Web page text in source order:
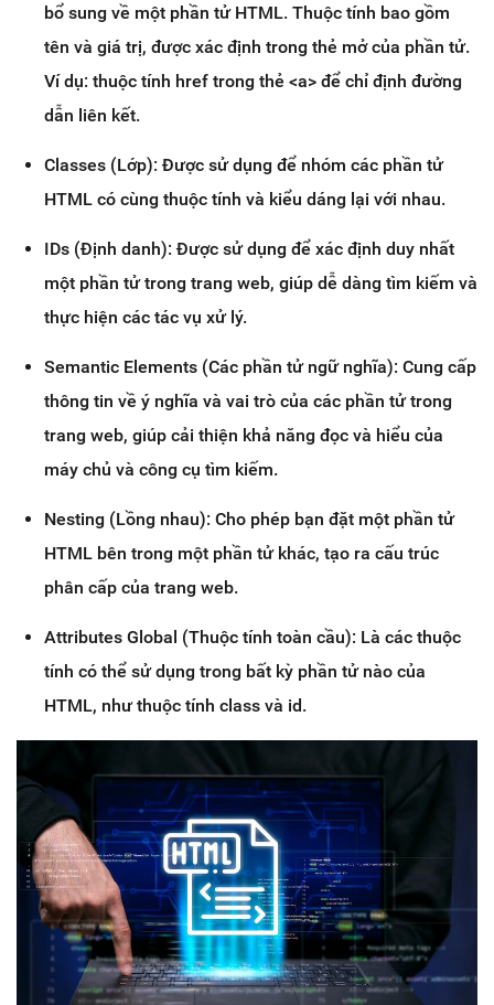
bổ sung về một phần tử HTML. Thuộc tính bao gồm
tên và giá trị, được xác định trong thẻ mở của phần tử.
Ví dụ: thuộc tính href trong thẻ <a> để chỉ định đường
dẫn liên kết.
Classes (Lớp): Được sử dụng để nhóm các phần tử
HTML có cùng thuộc tính và kiểu dáng lại với nhau.
IDs (Định danh): Được sử dụng để xác định duy nhất
một phần tử trong trang web, giúp dễ dàng tìm kiếm và
thực hiện các tác vụ xử lý.
Semantic Elements (Các phần tử ngữ nghĩa): Cung cấp
thông tin về ý nghĩa và vai trò của các phần tử trong
trang web, giúp cải thiện khả năng đọc và hiểu của
máy chủ và công cụ tìm kiếm.
Nesting (Lồng nhau): Cho phép bạn đặt một phần tử
HTML bên trong một phần tử khác, tạo ra cấu trúc
phân cấp của trang web.
Attributes Global (Thuộc tính toàn cầu): Là các thuộc
tính có thể sử dụng trong bất kỳ phần tử nào của
HTML, như thuộc tính class và id.